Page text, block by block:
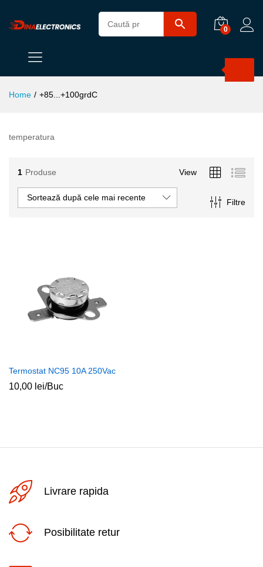
0
Home / +85...+100grdC
temperatura
1 Produse View
Filtre
Sortează după cele mai recente
Termostat NC95 10A 250Vac
10,00 lei/Buc
Livrare rapida
Posibilitate retur